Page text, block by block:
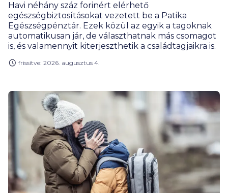
Havi néhány száz forinért elérhető
egészségbiztosításokat vezetett be a Patika
Egészségpénztár. Ezek közül az egyik a tagoknak
automatikusan jár, de választhatnak más csomagot
is, és valamennyit kiterjeszthetik a családtagjaikra is.
frissítve: 2026. augusztus 4.